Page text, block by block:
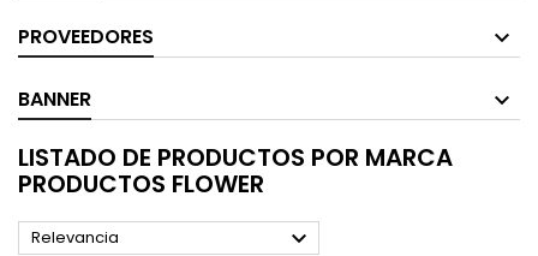
PROVEEDORES
BANNER
LISTADO DE PRODUCTOS POR MARCA
PRODUCTOS FLOWER
Relevancia 